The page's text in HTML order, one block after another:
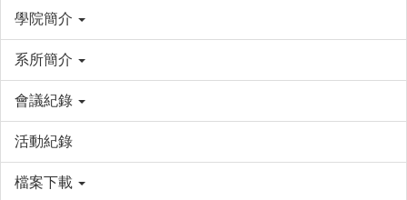
學院簡介
系所簡介
會議紀錄
活動紀錄
檔案下載